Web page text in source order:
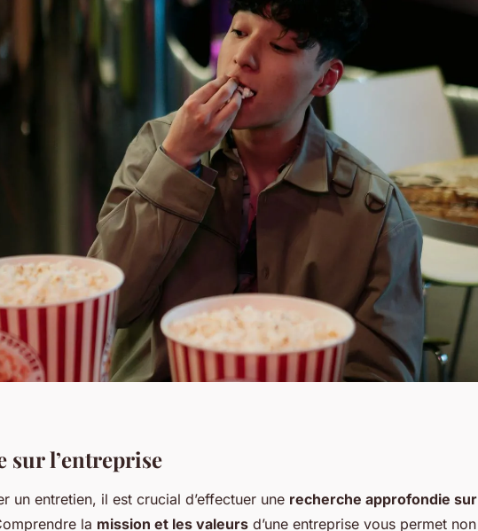
sur l’entreprise
un entretien, il est crucial d’effectuer une recherche approfondie sur
la mission et les valeurs d’une entreprise vous permet non